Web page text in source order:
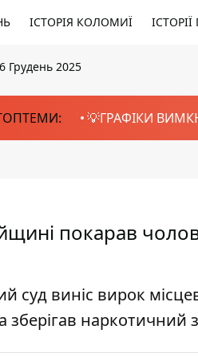
ІСТОРІЯ КОЛОМИЇ ІСТОРІЇ
Грудень 2025
💡ГРАФІКИ
покарав
суд виніс вирок
зберігав наркотичний